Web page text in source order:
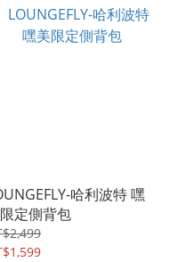
哈利波特 嘿
定側背包